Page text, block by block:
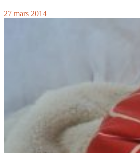
27 mars 2014